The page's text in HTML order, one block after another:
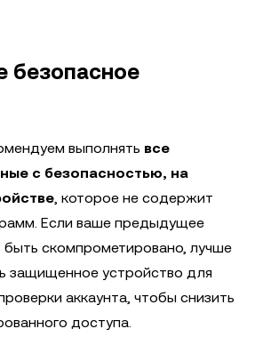
безопасное
выполнять все
с безопасностью, на
, которое не содержит
Если ваше предыдущее
скомпрометировано, лучше
защищенное устройство для
аккаунта, чтобы снизить
доступа.